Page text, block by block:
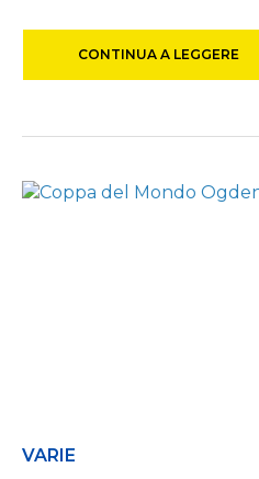
CONTINUA A LEGGERE
VARIE